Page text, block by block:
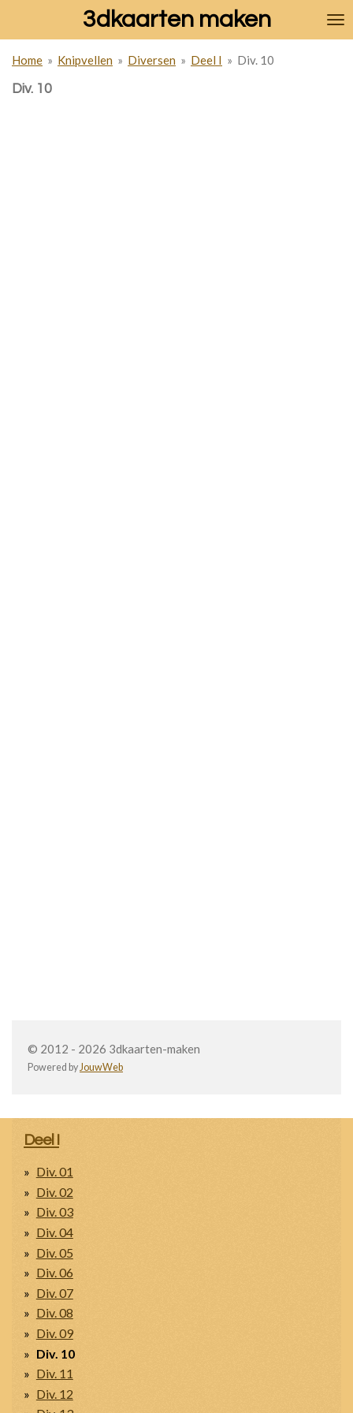
de
hoofdinhoud
3dkaarten maken
Home » Knipvellen » Diversen » Deel I » Div. 10
Div. 10
© 2012 - 2026 3dkaarten-maken
Powered byJouwWeb
Deel I
Div. 01
Div. 02
Div. 03
Div. 04
Div. 05
Div. 06
Div. 07
Div. 08
Div. 09
Div. 10
Div. 11
Div. 12